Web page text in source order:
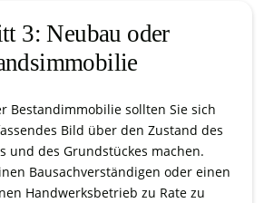
3: Neubau oder
Bestandimmobilie sollten Sie sich
Bild über den Zustand des
und des Grundstückes machen.
Bausachverständigen oder einen
Handwerksbetrieb zu Rate zu